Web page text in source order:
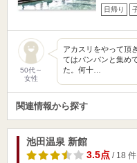
日帰り
50代～
女性
アカスリをやって頂
てはパンパンと集め
た。何十…
関連情報から探す
池田温泉 新館
3.5点/ 18 件